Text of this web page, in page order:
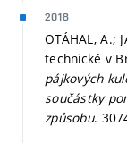
2018
OTÁHAL, A.;
technické v
pájkových
součástky
způsobu.